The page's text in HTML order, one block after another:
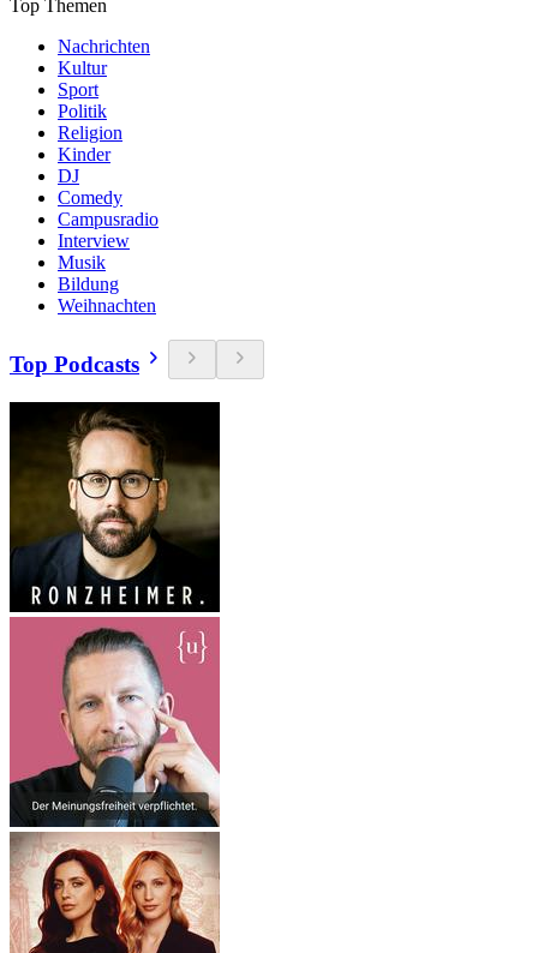
Top Themen
Nachrichten
Kultur
Sport
Politik
Religion
Kinder
DJ
Comedy
Campusradio
Interview
Musik
Bildung
Weihnachten
Top Podcasts